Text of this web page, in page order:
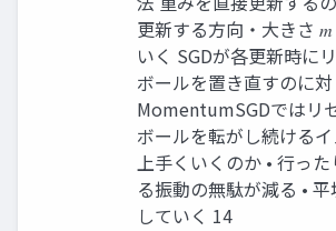
更新する方向・大きさ
いく SGDが各更新時に
ボールを置き直すのに対
MomentumSGDではリ
ボールを転がし続ける
上手くいくのか • 行っ
る振動の無駄が減る •
していく 14